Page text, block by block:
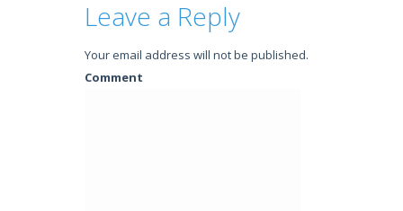
Leave a Reply
Your email address will not be published.
Comment